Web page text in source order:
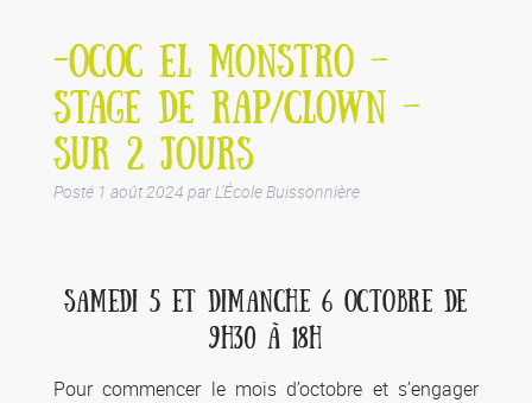
-OCOC EL MONSTRO –
STAGE DE RAP/CLOWN –
SUR 2 JOURS
Posté 1 août 2024 parL'École Buissonnière
SAMEDI 5 ET DIMANCHE 6 OCTOBRE DE
9H30 À 18H
Pour commencer le mois d’octobre et s’engager